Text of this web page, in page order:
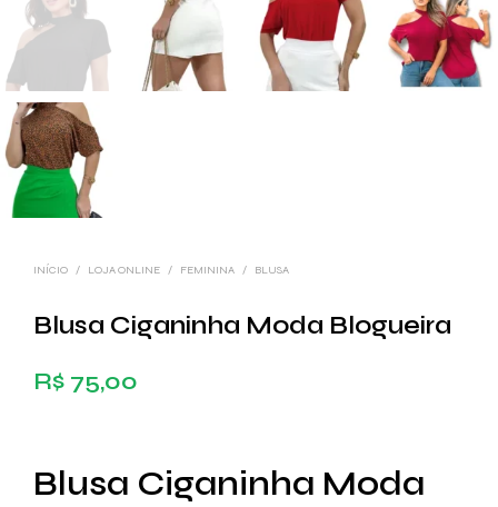
INÍCIO / LOJA ONLINE / FEMININA / BLUSA
Blusa Ciganinha Moda Blogueira
R$ 75,00
Blusa Ciganinha Moda